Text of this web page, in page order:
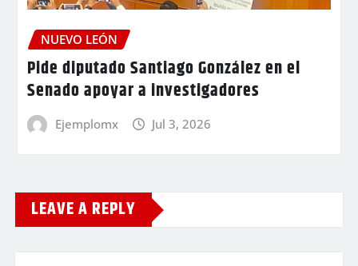
NUEVO LEÓN
Pide diputado Santiago González en el
Senado apoyar a investigadores
Ejemplomx Jul 3, 2026
LEAVE A REPLY